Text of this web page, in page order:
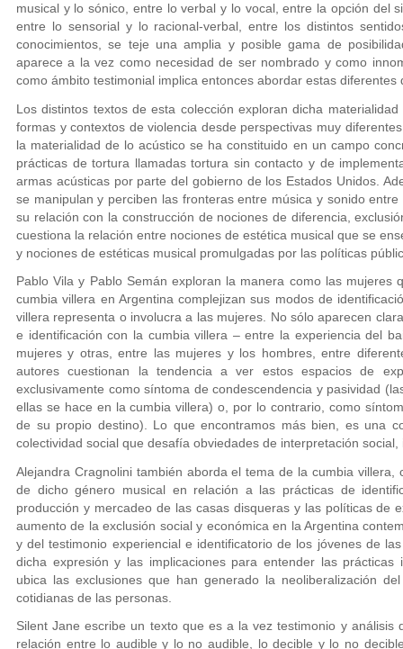
musical y lo sónico, entre lo verbal y lo vocal, entre la opción del
entre lo sensorial y lo racional-verbal, entre los distintos
conocimientos, se teje una amplia y posible gama de
aparece a la vez como necesidad de ser nombrado y como
como ámbito testimonial implica entonces abordar estas diferentes
Los distintos textos de esta colección exploran dicha
formas y contextos de violencia desde perspectivas muy
la materialidad de lo acústico se ha constituido en un campo
prácticas de tortura llamadas tortura sin contacto y de
armas acústicas por parte del gobierno de los Estados Unidos.
se manipulan y perciben las fronteras entre música y sonido
su relación con la construcción de nociones de diferencia,
cuestiona la relación entre nociones de estética musical que se
y nociones de estéticas musical promulgadas por las políticas
Pablo Vila y Pablo Semán exploran la manera como las
cumbia villera en Argentina complejizan sus modos de
villera representa o involucra a las mujeres. No sólo aparecen
e identificación con la cumbia villera – entre la experiencia del
mujeres y otras, entre las mujeres y los hombres, entre
autores cuestionan la tendencia a ver estos espacios de
exclusivamente como síntoma de condescendencia y pasividad
ellas se hace en la cumbia villera) o, por lo contrario, como
de su propio destino). Lo que encontramos más bien, es una
colectividad social que desafía obviedades de interpretación
Alejandra Cragnolini también aborda el tema de la cumbia villera,
de dicho género musical en relación a las prácticas de
producción y mercadeo de las casas disqueras y las políticas de
aumento de la exclusión social y económica en la Argentina
y del testimonio experiencial e identificatorio de los jóvenes de
dicha expresión y las implicaciones para entender las prácticas
ubica las exclusiones que han generado la neoliberalización
cotidianas de las personas.
Silent Jane escribe un texto que es a la vez testimonio y
relación entre lo audible y lo no audible, lo decible y lo no